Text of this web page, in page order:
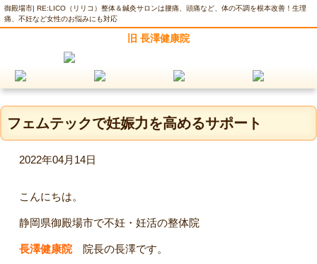
御殿場市| RE:LICO（リリコ）整体＆鍼灸サロンは腰痛、頭痛など、体の不調を根本改善！生理
痛、不妊など女性のお悩みにも対応
旧 長澤健康院
フェムテックで妊娠力を高めるサポート
2022年04月14日
こんにちは。
静岡県御殿場市で不妊・妊活の整体院
長澤健康院院長の長澤です。